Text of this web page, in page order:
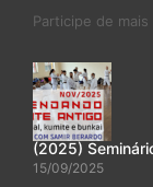
Participe de
(2025)
15/09/2025